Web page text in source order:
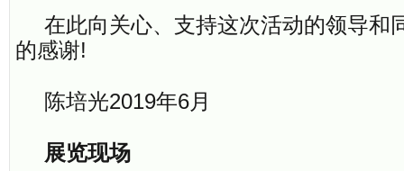
在此向关心、支持这次活动的领导和
的感谢!
陈培光2019年6月
展览现场